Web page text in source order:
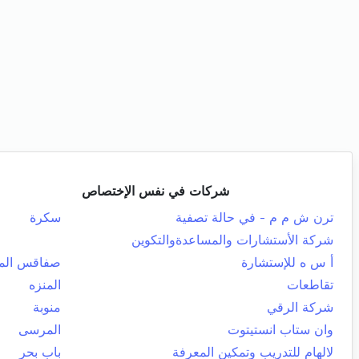
شركات في نفس الإختصاص
ترن ش م م - في حالة تصفية
سكرة
شركة الأستشارات والمساعدةوالتكوين
أ س ه للإستشارة
صفاقس
تقاطعات
المنزه
شركة الرقي
منوبة
وان ستاب انستيتوت
المرسى
لالهام للتدريب وتمكين المعرفة
باب بحر